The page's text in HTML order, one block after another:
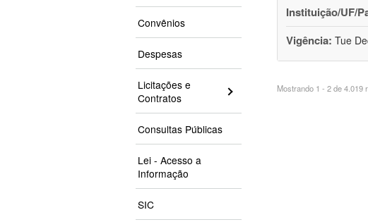
Convênios
Despesas
Licitações e
Contratos
Consultas Públicas
Lei - Acesso a
Informação
SIC
Instituição/UF/
Vigência: Tue
Mostrando 1 - 2 de 4.019